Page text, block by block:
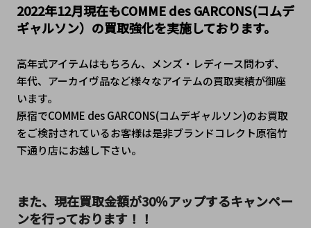
2022年12月現在もCOMME des GARCONS(コムデ
ギャルソン）の買取強化を実施しております。
高年式アイテムはもちろん、メンズ・レディース問わず、
年代、アーカイヴ品など様々なアイテムの買取実績が御座
います。
原宿でCOMME des GARCONS(コムデギャルソン)のお買取
をご検討されているお客様は是非ブランドコレクト原宿竹
下通り店にお越し下さい。
また、現在買取金額が30％アップするキャンペー
ンを行っております！！